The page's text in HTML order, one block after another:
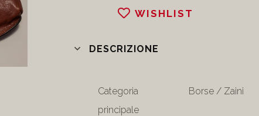
WISHLIST
DESCRIZIONE
Categoria
principale
Borse / Zaini